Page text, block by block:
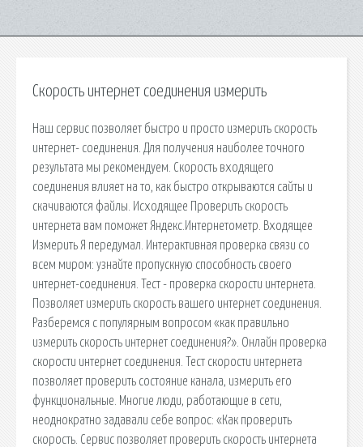
Скорость интернет соединения измерить
Наш сервис позволяет быстро и просто измерить скорость
интернет- соединения. Для получения наиболее точного
результата мы рекомендуем. Скорость входящего
соединения влияет на то, как быстро открываются сайты и
скачиваются файлы. Исходящее Проверить скорость
интернета вам поможет Яндекс.Интернетометр. Входящее
Измерить Я передумал. Интерактивная проверка связи со
всем миром: узнайте пропускную способность своего
интернет-соединения. Тест - проверка скорости интернета.
Позволяет измерить скорость вашего интернет соединения.
Разберемся с популярным вопросом «как правильно
измерить скорость интернет соединения?». Онлайн проверка
скорости интернет соединения. Тест скорости интернета
позволяет проверить состояние канала, измерить его
функциональные. Многие люди, работающие в сети,
неоднократно задавали себе вопрос: «Как проверить
скорость. Сервис позволяет проверить скорость интернета